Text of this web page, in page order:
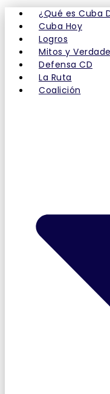
¿Qué es Cuba
Cuba Hoy
Logros
Mitos y
Defensa CD
La Ruta
Coalición